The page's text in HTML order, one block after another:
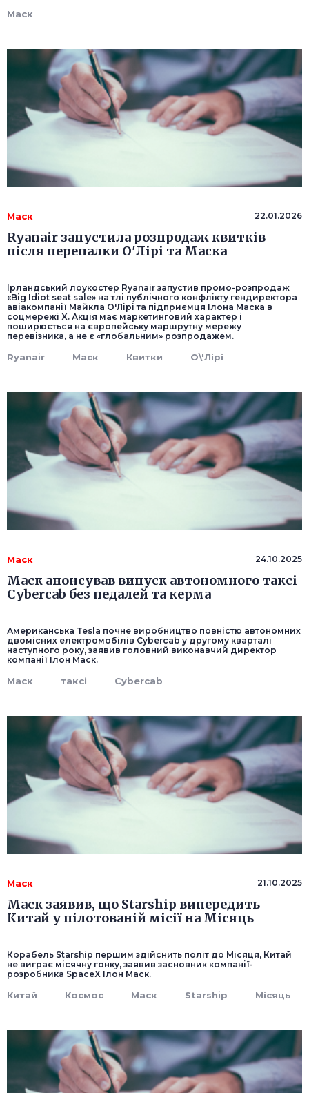
Маск
Маск 22.01.2026
Ryanair запустила розпродаж квитків
після перепалки О'Лірі та Маска
Ірландський лоукостер Ryanair запустив промо-розпродаж
«Big Idiot seat sale» на тлі публічного конфлікту гендиректора
авіакомпанії Майкла О'Лірі та підприємця Ілона Маска в
соцмережі X. Акція має маркетинговий характер і
поширюється на європейську маршрутну мережу
перевізника, а не є «глобальним» розпродажем.
Ryanair Маск Квитки О\'Лірі
Маск 24.10.2025
Маск анонсував випуск автономного таксі
Cybercab без педалей та керма
Американська Tesla почне виробництво повністю автономних
двомісних електромобілів Cybercab у другому кварталі
наступного року, заявив головний виконавчий директор
компанії Ілон Маск.
Маск таксі Cybercab
Маск 21.10.2025
Маск заявив, що Starship випередить
Китай у пілотованій місії на Місяць
Корабель Starship першим здійснить політ до Місяця, Китай
не виграє місячну гонку, заявив засновник компанії-
розробника SpaceX Ілон Маск.
Китай Космос Маск Starship Місяць